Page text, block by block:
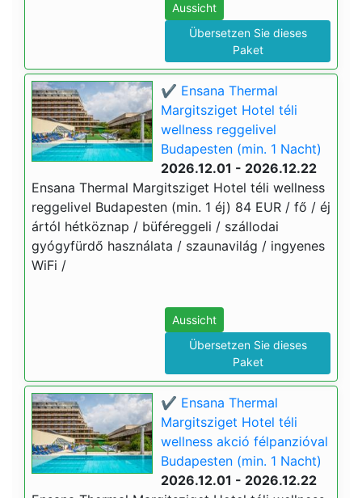
Aussicht
Übersetzen Sie dieses
Paket
✔️ Ensana Thermal
Margitsziget Hotel téli
wellness reggelivel
Budapesten (min. 1 Nacht)
2026.12.01 - 2026.12.22
Ensana Thermal Margitsziget Hotel téli wellness
reggelivel Budapesten (min. 1 éj) 84 EUR / fő / éj
ártól hétköznap / büféreggeli / szállodai
gyógyfürdő használata / szaunavilág / ingyenes
WiFi /
Aussicht
Übersetzen Sie dieses
Paket
✔️ Ensana Thermal
Margitsziget Hotel téli
wellness akció félpanzióval
Budapesten (min. 1 Nacht)
2026.12.01 - 2026.12.22